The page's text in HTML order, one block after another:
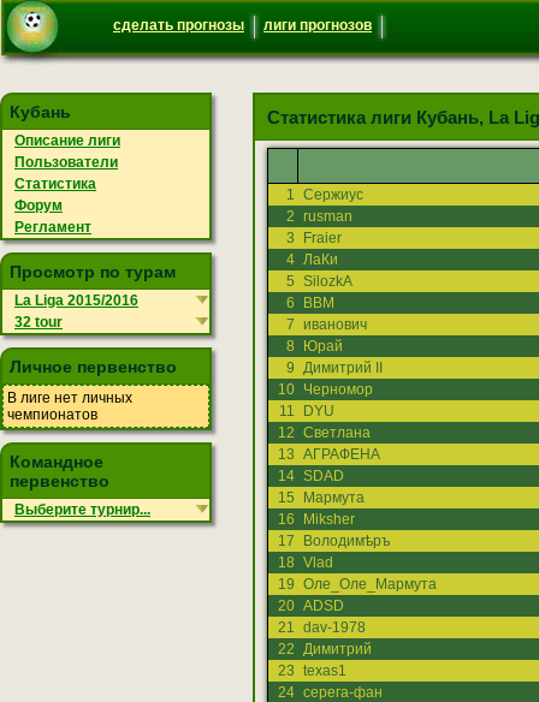
сделать прогнозы лиги прогнозов
Статистика лиги Кубань, La
1 Сержиус
2 rusman
3
Fraier
4 ЛаКи
5 SilozkA
6
ВВМ
7 иванович
8
Юрай
9 Димитрий II
10 Черномор
11
DYU
12 Светлана
13 АГРАФЕНА
14 SDAD
15
Мармута
16
Miksher
17
Володимѣръ
18 Vlad
19 Оле_Оле_Мармута
20 ADSD
21 dav-1978
22 Димитрий
23 texas1
24 серега-фан
Кубань
Описание лиги
Пользователи
Статистика
Форум
Регламент
Просмотр по турам
La Liga 2015/2016
32 tour
Личное первенство
В лиге нет личных
чемпионатов
Командное
первенство
Выберите турнир...